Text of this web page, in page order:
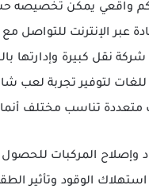
واقعي يمكن تخصيصه
عبر الإنترنت للتواصل
نقل كبيرة وإدارتها
لتوفير تجربة لعب
متعددة تناسب مختلف
وإصلاح المركبات
الوقود وتأثير